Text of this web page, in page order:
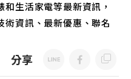
生活家電等最新資訊，
術資訊、最新優惠、聯名
分享